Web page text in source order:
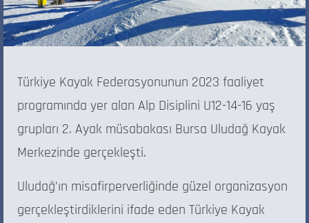
Türkiye Kayak Federasyonunun 2023 faaliyet
programında yer alan Alp Disiplini U12-14-16 yaş
grupları 2. Ayak müsabakası Bursa Uludağ Kayak
Merkezinde gerçekleşti.
Uludağ’ın misafirperverliğinde güzel organizasyon
gerçekleştirdiklerini ifade eden Türkiye Kayak